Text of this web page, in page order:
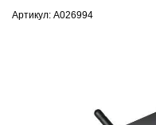
Артикул: A026994